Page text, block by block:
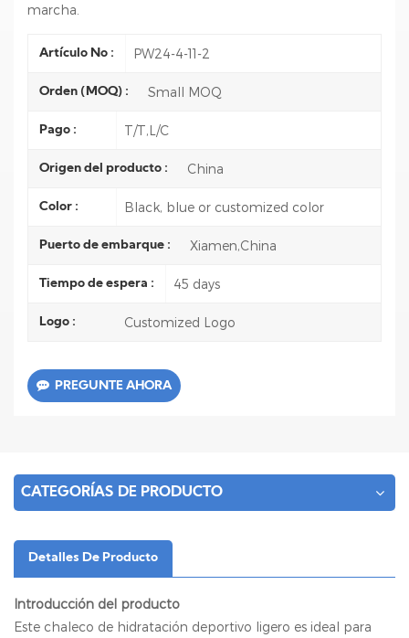
marcha.
Artículo No : PW24-4-11-2
Orden (MOQ) : Small MOQ
Pago : T/T,L/C
Origen del producto : China
Color : Black, blue or customized color
Puerto de embarque : Xiamen,China
Tiempo de espera : 45 days
Logo : Customized Logo
PREGUNTE AHORA
CATEGORÍAS DE PRODUCTO
Detalles De Producto
Introducción del producto
Este chaleco de hidratación deportivo ligero es ideal para